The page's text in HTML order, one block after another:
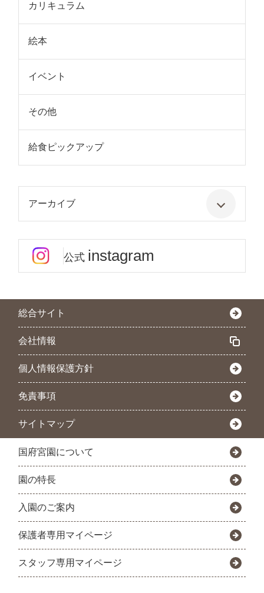
カリキュラム
絵本
イベント
その他
給食ピックアップ
アーカイブ
公式 instagram
総合サイト
会社情報
個人情報保護方針
免責事項
サイトマップ
国府宮園について
園の特長
入園のご案内
保護者専用マイページ
スタッフ専用マイページ